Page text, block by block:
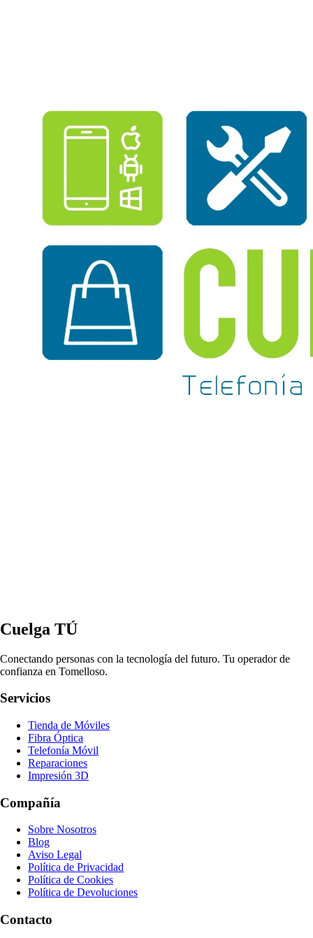
Cuelga TÚ
Conectando personas con la tecnología del futuro. Tu operador de
confianza en Tomelloso.
Servicios
Tienda de Móviles
Fibra Óptica
Telefonía Móvil
Reparaciones
Impresión 3D
Compañía
Sobre Nosotros
Blog
Aviso Legal
Política de Privacidad
Política de Cookies
Política de Devoluciones
Contacto